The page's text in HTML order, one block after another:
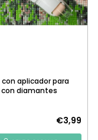
con aplicador para
diamantes
€3,99